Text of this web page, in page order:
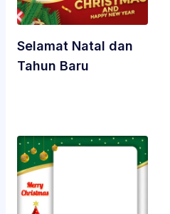
Selamat Natal dan
Tahun Baru